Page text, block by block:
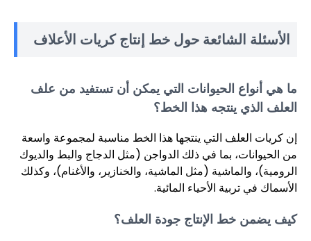
الأسئلة الشائعة حول خط إنتاج كريات الأعلاف
ما هي أنواع الحيوانات التي يمكن أن تستفيد من علف
العلف الذي ينتجه هذا الخط؟
إن كريات العلف التي ينتجها هذا الخط مناسبة لمجموعة واسعة
من الحيوانات، بما في ذلك الدواجن (مثل الدجاج والبط والديوك
الرومية)، والماشية (مثل الماشية، والخنازير، والأغنام)، وكذلك
الأسماك في تربية الأحياء المائية.
كيف يضمن خط الإنتاج جودة العلف؟